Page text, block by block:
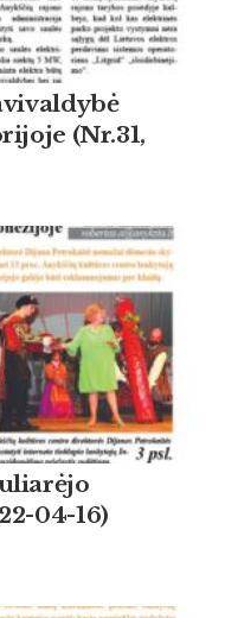
(Nr.31,
04-16)